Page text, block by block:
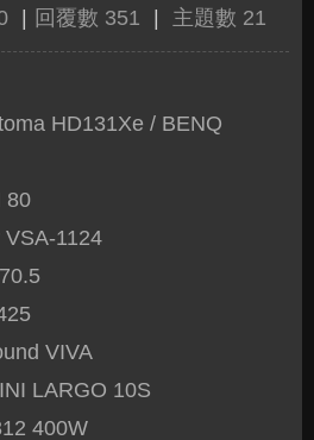
回覆數 351 主題數 21
HD131Xe / BENQ
80
VSA-1124
VIVA
LARGO 10S
400W